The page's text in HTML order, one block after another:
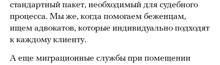
стандартный пакет, необходимый для судебного
процесса. Мы же, когда помогаем беженцам,
ищем адвокатов, которые индивидуально подходят
к каждому клиенту.
А еще миграционные службы при помещении